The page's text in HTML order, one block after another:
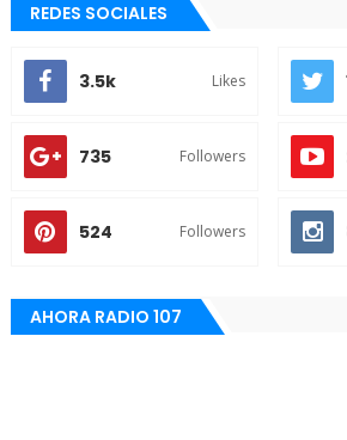
REDES SOCIALES
3.5k Likes
735 Followers
524 Followers
AHORA RADIO 107